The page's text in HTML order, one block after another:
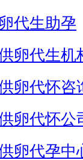
代生助孕
卵代生机
卵代怀咨
卵代怀公
卵代孕中